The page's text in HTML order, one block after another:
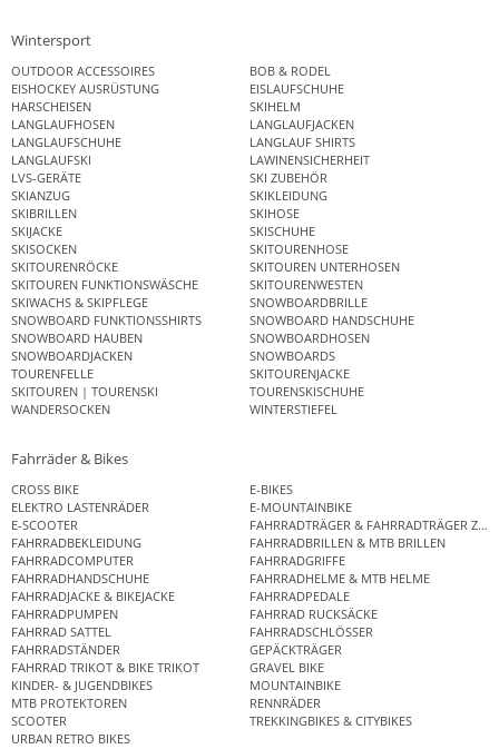
Wintersport
OUTDOOR ACCESSOIRES
BOB & RODEL
EISHOCKEY AUSRÜSTUNG
EISLAUFSCHUHE
HARSCHEISEN
SKIHELM
LANGLAUFHOSEN
LANGLAUFJACKEN
LANGLAUFSCHUHE
LANGLAUF SHIRTS
LANGLAUFSKI
LAWINENSICHERHEIT
LVS-GERÄTE
SKI ZUBEHÖR
SKIANZUG
SKIKLEIDUNG
SKIBRILLEN
SKIHOSE
SKIJACKE
SKISCHUHE
SKISOCKEN
SKITOURENHOSE
SKITOURENRÖCKE
SKITOUREN UNTERHOSEN
SKITOUREN FUNKTIONSWÄSCHE
SKITOURENWESTEN
SKIWACHS & SKIPFLEGE
SNOWBOARDBRILLE
SNOWBOARD FUNKTIONSSHIRTS
SNOWBOARD HANDSCHUHE
SNOWBOARD HAUBEN
SNOWBOARDHOSEN
SNOWBOARDJACKEN
SNOWBOARDS
TOURENFELLE
SKITOURENJACKE
SKITOUREN | TOURENSKI
TOURENSKISCHUHE
WANDERSOCKEN
WINTERSTIEFEL
Fahrräder & Bikes
CROSS BIKE
E-BIKES
ELEKTRO LASTENRÄDER
E-MOUNTAINBIKE
E-SCOOTER
FAHRRADTRÄGER & FAHRRADTRÄGER
FAHRRADBEKLEIDUNG
FAHRRADBRILLEN & MTB BRILLEN
FAHRRADCOMPUTER
FAHRRADGRIFFE
FAHRRADHANDSCHUHE
FAHRRADHELME & MTB HELME
FAHRRADJACKE & BIKEJACKE
FAHRRADPEDALE
FAHRRADPUMPEN
FAHRRAD RUCKSÄCKE
FAHRRAD SATTEL
FAHRRADSCHLÖSSER
FAHRRADSTÄNDER
GEPÄCKTRÄGER
FAHRRAD TRIKOT & BIKE TRIKOT
GRAVEL BIKE
KINDER- & JUGENDBIKES
MOUNTAINBIKE
MTB PROTEKTOREN
RENNRÄDER
SCOOTER
TREKKINGBIKES & CITYBIKES
URBAN RETRO BIKES